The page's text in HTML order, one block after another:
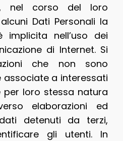
nel corso del loro
Dati Personali la
implicita nell’uso dei
di Internet. Si
che non sono
a interessati
loro stessa natura
elaborazioni ed
detenuti da terzi,
gli utenti. In